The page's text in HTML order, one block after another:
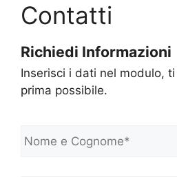
Contatti
Richiedi Informazioni
Inserisci i dati nel modulo,
prima possibile.
o